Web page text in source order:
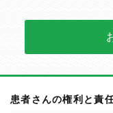
患者さんの権利と責